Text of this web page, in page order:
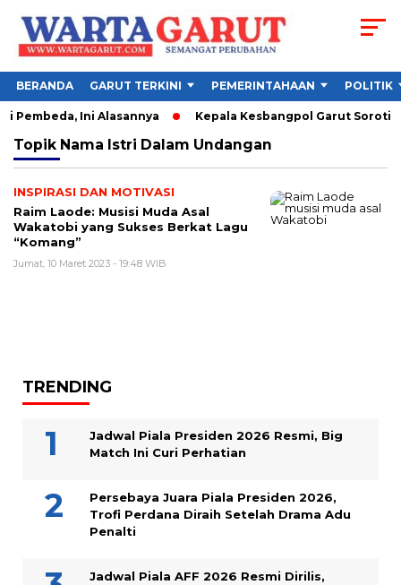
BERANDA GARUT TERKINI PEMERINTAHAAN POLITIK
Pembeda, Ini Alasannya Kepala Kesbangpol Garut Soroti
Topik Nama Istri Dalam Undangan
INSPIRASI DAN MOTIVASI
Raim Laode: Musisi Muda Asal
Wakatobi yang Sukses Berkat Lagu
“Komang”
Jumat, 10 Maret 2023 - 19:48 WIB
TRENDING
Jadwal Piala Presiden 2026 Resmi, Big
Match Ini Curi Perhatian
Persebaya Juara Piala Presiden 2026,
Trofi Perdana Diraih Setelah Drama Adu
Penalti
Jadwal Piala AFF 2026 Resmi Dirilis,